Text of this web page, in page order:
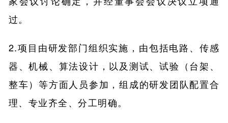
过。
2.项目由研发部门组织实施，由包括电路、传感
器、机械、算法设计，以及测试、试验（台架、
整车）等方面人员参加，组成的研发团队配置合
理、专业齐全、分工明确。